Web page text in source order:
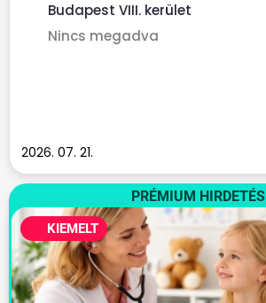
Budapest VIII. kerület
Nincs megadva
2026. 07. 21.
PRÉMIUM HIRDETÉS
KIEMELT